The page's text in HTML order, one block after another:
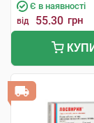
Є в наявності
від 55.30 грн